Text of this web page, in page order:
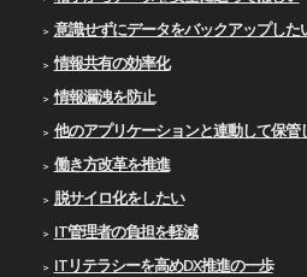
意識せずにデータをバックアップした
情報共有の効率化
情報漏洩を防止
他のアプリケーションと連動して保管
働き方改革を推進
脱サイロ化をしたい
IT管理者の負担を軽減
ITリテラシーを高めDX推進の一歩